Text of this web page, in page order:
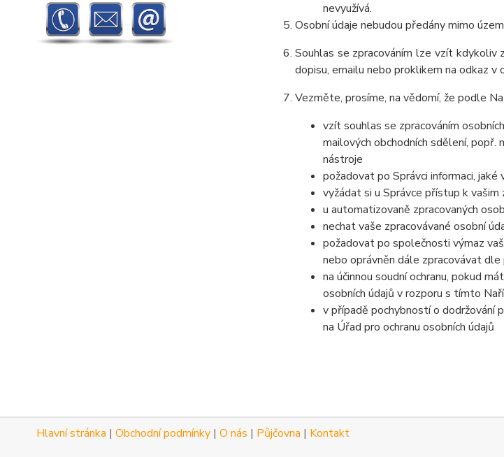
nevyužívá.
Osobní údaje nebudou předány mimo
Souhlas se zpracováním lze vzít kdykoliv
dopisu, emailu nebo proklikem na odkaz v
Vezměte, prosíme, na vědomí, že podle
vzít souhlas se zpracováním
mailových obchodních sdělení,
nástroje
požadovat po Správci informaci, jaké
vyžádat si u Správce přístup k vašim
u automatizovaně zpracovaných
nechat vaše zpracovávané osobní
požadovat po společnosti výmaz
nebo oprávněn dále zpracovávat
na účinnou soudní ochranu, pokud
osobních údajů v rozporu s tímto
v případě pochybností o dodržování
na Úřad pro ochranu osobních údajů
Hlavní stránka | Obchodní podmínky | O nás | Půjčovna | Kontakt